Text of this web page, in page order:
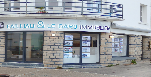
CLIQUER ICI POUR AGRANDIR